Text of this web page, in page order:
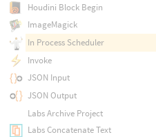
Houdini Block Begin
ImageMagick
In Process Scheduler
Invoke
JSON Input
JSON Output
Labs Archive Project
Labs Concatenate Text